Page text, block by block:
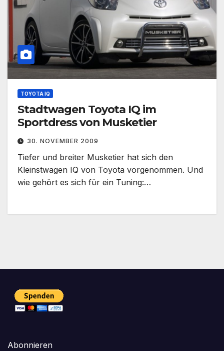
TOYOTA IQ
Stadtwagen Toyota IQ im
Sportdress von Musketier
30. NOVEMBER 2009
Tiefer und breiter Musketier hat sich den
Kleinstwagen IQ von Toyota vorgenommen. Und
wie gehört es sich für ein Tuning:…
Abonnieren